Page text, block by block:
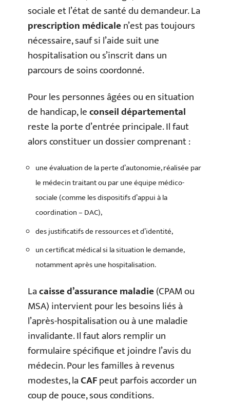
sociale et l’état de santé du demandeur. La
prescription médicalen’est pas toujours
nécessaire, sauf si l’aide suit une
hospitalisation ou s’inscrit dans un
parcours de soins coordonné.
Pour les personnes âgées ou en situation
de handicap, leconseil départemental
reste la porte d’entrée principale. Il faut
alors constituer un dossier comprenant :
une évaluation de la perte d’autonomie, réalisée par
le médecin traitant ou par une équipe médico-
sociale (comme les dispositifs d’appui à la
coordination – DAC),
des justificatifs de ressources et d’identité,
un certificat médical si la situation le demande,
notamment après une hospitalisation.
Lacaisse d’assurance maladie(CPAM ou
MSA) intervient pour les besoins liés à
l’après-hospitalisation ou à une maladie
invalidante. Il faut alors remplir un
formulaire spécifique et joindre l’avis du
médecin. Pour les familles à revenus
modestes, laCAFpeut parfois accorder un
coup de pouce, sous conditions.